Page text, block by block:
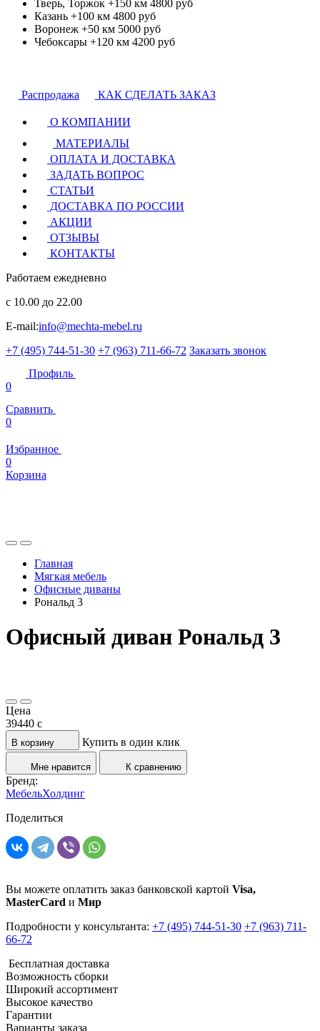
Тверь, Торжок +150 км 4800 руб
Казань +100 км 4800 руб
Воронеж +50 км 5000 руб
Чебоксары +120 км 4200 руб
Распродажа КАК СДЕЛАТЬ ЗАКАЗ
О КОМПАНИИ
МАТЕРИАЛЫ
ОПЛАТА И ДОСТАВКА
ЗАДАТЬ ВОПРОС
СТАТЬИ
ДОСТАВКА ПО РОССИИ
АКЦИИ
ОТЗЫВЫ
КОНТАКТЫ
Работаем ежедневно
с 10.00 до 22.00
E-mail:info@mechta-mebel.ru
+7 (495) 744-51-30 +7 (963) 711-66-72 Заказать звонок
Профиль
0
Сравнить
0
Избранное
0
Корзина
Главная
Мягкая мебель
Офисные диваны
Рональд 3
Офисный диван Рональд 3
Цена
39440 c
В корзину Купить в один клик
Мне нравится К сравнению
Бренд:
МебельХолдинг
Поделиться
Вы можете оплатить заказ банковской картой Visa,
MasterCard и Мир
Подробности у консультанта: +7 (495) 744-51-30 +7 (963) 711-
66-72
Бесплатная доставка
Возможность сборки
Широкий ассортимент
Высокое качество
Гарантии
Варианты заказа